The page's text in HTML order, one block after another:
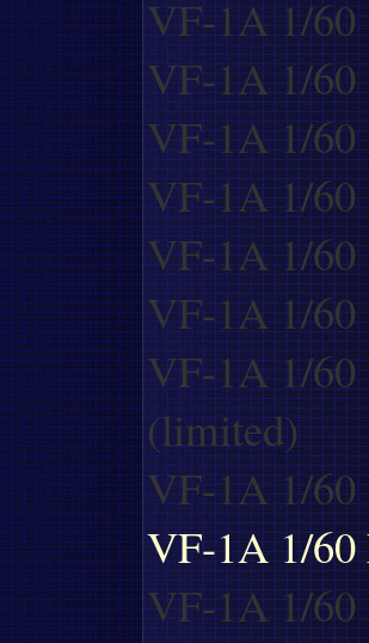
VF-1A 1/60
VF-1A 1/60
VF-1A 1/60
VF-1A 1/60
VF-1A 1/60
VF-1A 1/60
VF-1A 1/60
(limited)
VF-1A 1/60
VF-1A 1/60
VF-1A 1/60